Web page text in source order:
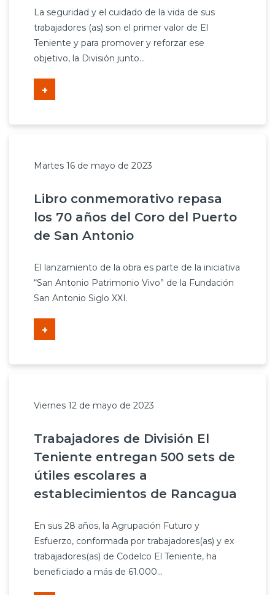
La seguridad y el cuidado de la vida de sus
trabajadores (as) son el primer valor de El
Teniente y para promover y reforzar ese
objetivo, la División junto...
+
Martes 16 de mayo de 2023
Libro conmemorativo repasa
los 70 años del Coro del Puerto
de San Antonio
El lanzamiento de la obra es parte de la iniciativa
“San Antonio Patrimonio Vivo” de la Fundación
San Antonio Siglo XXI.
+
Viernes 12 de mayo de 2023
Trabajadores de División El
Teniente entregan 500 sets de
útiles escolares a
establecimientos de Rancagua
En sus 28 años, la Agrupación Futuro y
Esfuerzo, conformada por trabajadores(as) y ex
trabajadores(as) de Codelco El Teniente, ha
beneficiado a más de 61.000...